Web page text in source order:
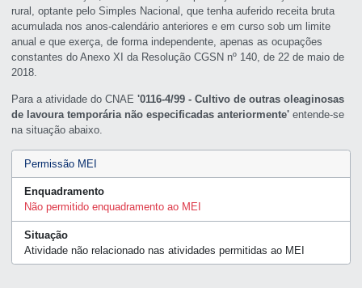
rural, optante pelo Simples Nacional, que tenha auferido receita bruta
acumulada nos anos-calendário anteriores e em curso sob um limite
anual e que exerça, de forma independente, apenas as ocupações
constantes do Anexo XI da Resolução CGSN nº 140, de 22 de maio de
2018.
Para a atividade do CNAE'0116-4/99 - Cultivo de outras oleaginosas
de lavoura temporária não especificadas anteriormente' entende-se
na situação abaixo.
Permissão MEI
Enquadramento
Não permitido enquadramento ao MEI
Situação
Atividade não relacionado nas atividades permitidas ao MEI